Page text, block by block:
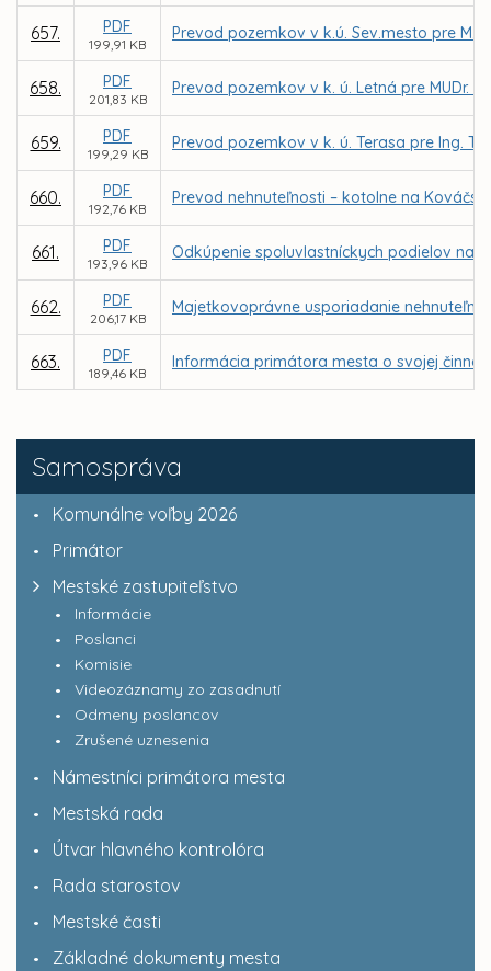
Samospráva
Komunálne voľby 2026
Primátor
Mestské zastupiteľstvo
Informácie
Poslanci
Komisie
Videozáznamy zo zasadnutí
Odmeny poslancov
Zrušené uznesenia
Námestníci primátora mesta
Mestská rada
Útvar hlavného kontrolóra
Rada starostov
Mestské časti
Základné dokumenty mesta
657. PDF
199,91 KB
Prevod pozemkov v k.ú. Sev.mesto pre M.
658. PDF
201,83 KB
Prevod pozemkov v k. ú. Letná pre MUDr.
659. PDF
199,29 KB
Prevod pozemkov v k. ú. Terasa pre Ing.
660. PDF
192,76 KB
Prevod nehnuteľnosti – kotolne na
661. PDF
193,96 KB
Odkúpenie spoluvlastníckych podielov na
662. PDF
206,17 KB
Majetkovoprávne usporiadanie
663. PDF
189,46 KB
Informácia primátora mesta o svojej